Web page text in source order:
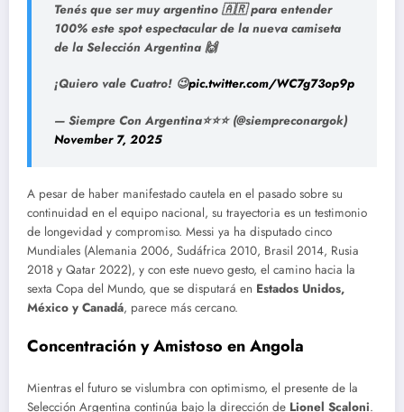
Tenés que ser muy argentino 🇦🇷 para entender
100% este spot espectacular de la nueva camiseta
de la Selección Argentina 🙌
¡Quiero vale Cuatro! 😉pic.twitter.com/WC7g73op9p
— Siempre Con Argentina⭐⭐⭐ (@siempreconargok)
November 7, 2025
A pesar de haber manifestado cautela en el pasado sobre su
continuidad en el equipo nacional, su trayectoria es un testimonio
de longevidad y compromiso. Messi ya ha disputado cinco
Mundiales (Alemania 2006, Sudáfrica 2010, Brasil 2014, Rusia
2018 y Qatar 2022), y con este nuevo gesto, el camino hacia la
sexta Copa del Mundo, que se disputará en Estados Unidos,
México y Canadá, parece más cercano.
Concentración y Amistoso en Angola
Mientras el futuro se vislumbra con optimismo, el presente de la
Selección Argentina continúa bajo la dirección de Lionel Scaloni.